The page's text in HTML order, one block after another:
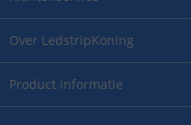
Over LedstripKoning
Product informatie